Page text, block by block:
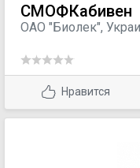
СМОФКабивен
ОАО "Биолек",
Нравится